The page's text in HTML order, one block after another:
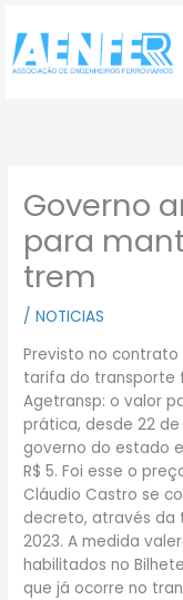
para
conteúdo
Governo
para
trem
/NOTICIAS
Previsto no contrato
tarifa do transporte
Agetransp: o valor
prática, desde 22
governo do estado
R$ 5. Foi esse o
Cláudio Castro se
decreto, através da
2023. A medida
habilitados no
que já ocorre no